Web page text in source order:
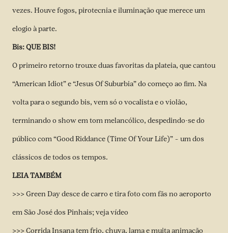
vezes. Houve fogos, pirotecnia e iluminação que merece um
elogio à parte.
Bis: QUE BIS!
O primeiro retorno trouxe duas favoritas da plateia, que cantou
“American Idiot” e “Jesus Of Suburbia” do começo ao fim. Na
volta para o segundo bis, vem só o vocalista e o violão,
terminando o show em tom melancólico, despedindo-se do
público com “Good Riddance (Time Of Your Life)” – um dos
clássicos de todos os tempos.
LEIA TAMBÉM
>>> Green Day desce de carro e tira foto com fãs no aeroporto
em São José dos Pinhais; veja vídeo
>>> Corrida Insana tem frio, chuva, lama e muita animação